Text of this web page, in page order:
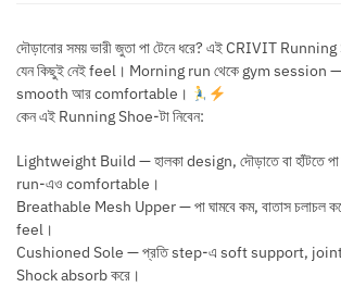
দৌড়ানোর সময় ভারী জুতা পা টেনে ধরে? এই CRIVIT Running
যেন কিছুই নেই feel। Morning run থেকে gym session —
smooth আর comfortable।
কেন এই Running Shoe-টা নিবেন:
Lightweight Build — হালকা design, দৌড়াতে বা হাঁটতে পা
run-এও comfortable।
Breathable Mesh Upper — পা ঘামবে কম, বাতাস চলাচল
feel।
Cushioned Sole — প্রতি step-এ soft support,
Shock absorb করে।